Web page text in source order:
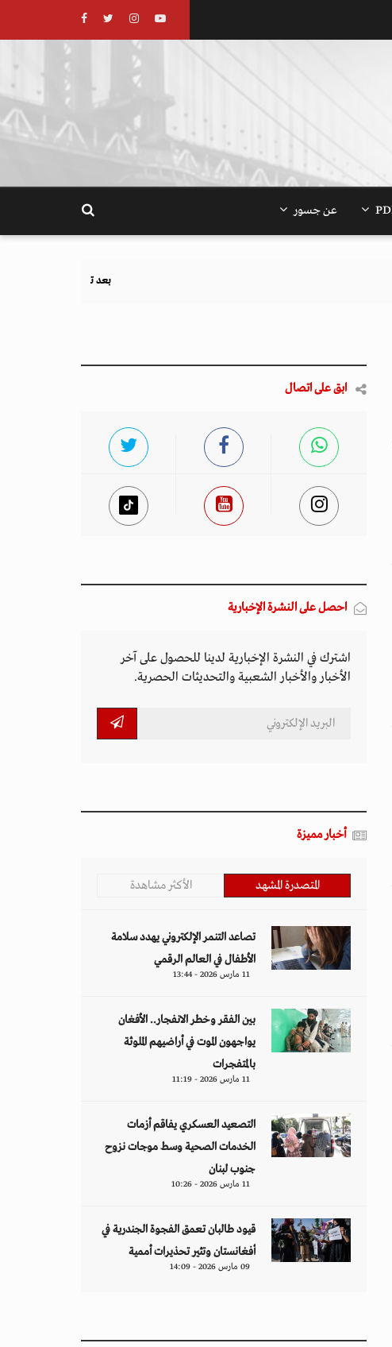
عن جسور
بعد تحذيرات أوروبية.. كيف يهدد نظام الغذاء
ابق على اتصال
احصل على النشرة الإخبارية
اشترك في النشرة الإخبارية لدينا للحصول على آخر
الأخبار والأخبار الشعبية والتحديثات الحصرية.
أخبار مميزة
المتصدرة المشهد الأكثر مشاهدة
تصاعد التنمر الإلكتروني يهدد سلامة
الأطفال في العالم الرقمي
11 مارس 2026 - 13:44
بين الفقر وخطر الانفجار.. الأفغان
يواجهون الموت في أراضيهم الملوثة
بالمتفجرات
11 مارس 2026 - 11:19
التصعيد العسكري يفاقم أزمات
الخدمات الصحية وسط موجات نزوح
جنوب لبنان
11 مارس 2026 - 10:26
قيود طالبان تعمق الفجوة الجندرية في
أفغانستان وتثير تحذيرات أممية
09 مارس 2026 - 14:09